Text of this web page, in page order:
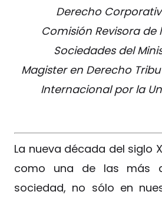
Derecho
Comisión Revisora de
Sociedades del
Magister en Derecho
Internacional por la
La nueva década del siglo
como una de las más
sociedad, no sólo en